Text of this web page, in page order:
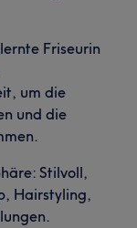
Friseurin
um die
und die
Stilvoll,
Hairstyling,